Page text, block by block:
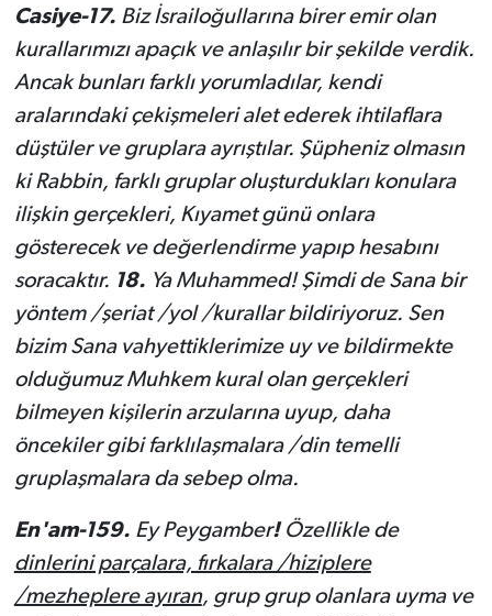
Casiye-17. Biz İsrailoğullarına birer emir olan
kurallarımızı apaçık ve anlaşılır bir şekilde verdik.
Ancak bunları farklı yorumladılar, kendi
aralarındaki çekişmeleri alet ederek ihtilaflara
düştüler ve gruplara ayrıştılar. Şüpheniz olmasın
ki Rabbin, farklı gruplar oluşturdukları konulara
ilişkin gerçekleri, Kıyamet günü onlara
gösterecek ve değerlendirme yapıp hesabını
soracaktır. 18. Ya Muhammed! Şimdi de Sana bir
yöntem /şeriat /yol /kurallar bildiriyoruz. Sen
bizim Sana vahyettiklerimize uy ve bildirmekte
olduğumuz Muhkem kural olan gerçekleri
bilmeyen kişilerin ar­zularına uyup, daha
öncekiler gibi farklılaşmalara /din temelli
gruplaşmalara da sebep olma.
En'am-159. Ey Peygamber! Özellikle de
dinlerini parçalara, fırkalara /hiziplere
/mezheplere ayıran, grup grup olanlara uyma ve